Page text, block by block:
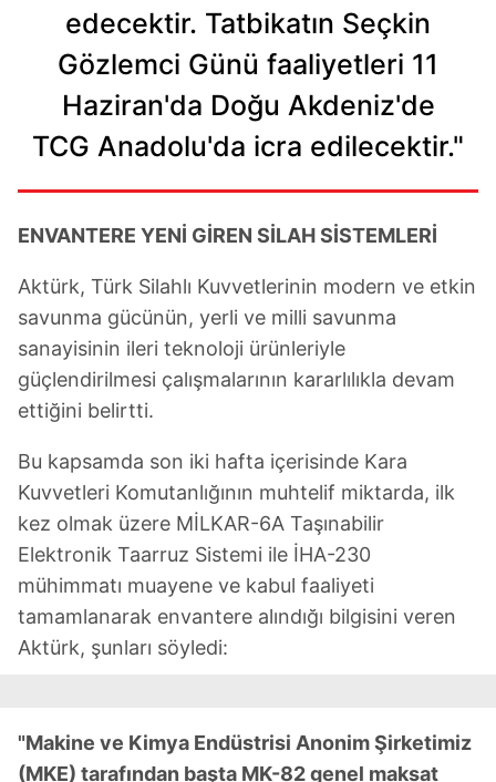
edecektir. Tatbikatın Seçkin
Gözlemci Günü faaliyetleri 11
Haziran'da Doğu Akdeniz'de
TCG Anadolu'da icra edilecektir."
ENVANTERE YENİ GİREN SİLAH SİSTEMLERİ
Aktürk, Türk Silahlı Kuvvetlerinin modern ve etkin
savunma gücünün, yerli ve milli savunma
sanayisinin ileri teknoloji ürünleriyle
güçlendirilmesi çalışmalarının kararlılıkla devam
ettiğini belirtti.
Bu kapsamda son iki hafta içerisinde Kara
Kuvvetleri Komutanlığının muhtelif miktarda, ilk
kez olmak üzere MİLKAR-6A Taşınabilir
Elektronik Taarruz Sistemi ile İHA-230
mühimmatı muayene ve kabul faaliyeti
tamamlanarak envantere alındığı bilgisini veren
Aktürk, şunları söyledi:
"Makine ve Kimya Endüstrisi Anonim Şirketimiz
(MKE) tarafından başta MK-82 genel maksat